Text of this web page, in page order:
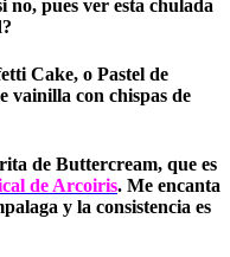
no, pues ver esta chulada
Cake, o Pastel de
vainilla con chispas de
de Buttercream, que es
de Arcoiris. Me encanta
y la consistencia es